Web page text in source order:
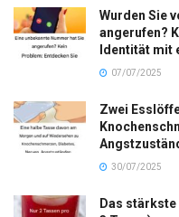
Wurden Sie
angerufen?
Identität mit
07/07/2025
Zwei
30/07/2025
Das